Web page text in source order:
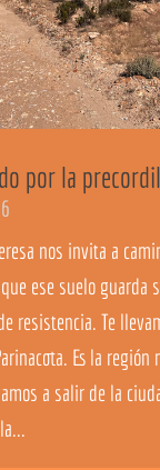
por la
nos invita a
ese suelo guarda
resistencia. Te
Es la región
a salir de la